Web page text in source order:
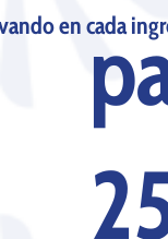
en cada